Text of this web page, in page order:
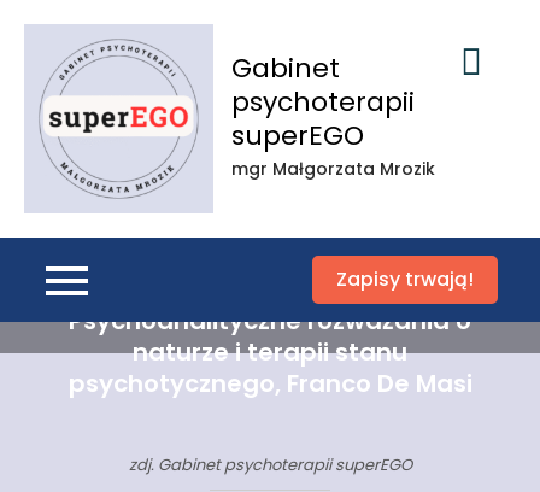
content
Gabinet
psychoterapii
superEGO
mgr Małgorzata Mrozik
Zapisy trwają!
Podatność na psychozę.
Psychoanalityczne rozważania o
naturze i terapii stanu
psychotycznego, Franco De Masi
zdj. Gabinet psychoterapii superEGO